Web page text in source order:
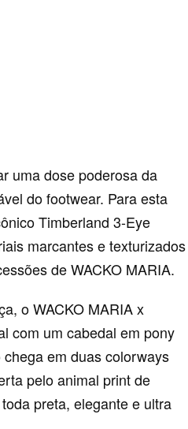
uma dose poderosa da
do footwear. Para esta
Timberland 3-Eye
marcantes e texturizados
de WACKO MARIA.
o WACKO MARIA x
com um cabedal em pony
em duas colorways
pelo animal print de
preta, elegante e ultra